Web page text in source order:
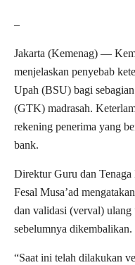
–
Jakarta (Kemenag) —
menjelaskan penyebab
Upah (BSU) bagi
(GTK) madrasah.
rekening penerima yang
bank.
Direktur Guru dan
Fesal Musa’ad
dan validasi (verval) ulang
sebelumnya dikembalikan.
“Saat ini telah dilakukan